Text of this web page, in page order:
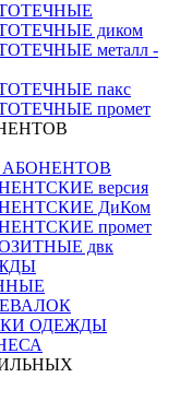
диком
металл -
пакс
промет
версия
ДиКом
промет
двк
ОДЕЖДЫ